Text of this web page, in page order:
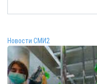
Новости СМИ2